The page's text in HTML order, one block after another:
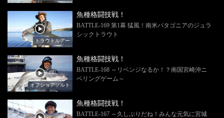
トラウトルアー
魚種格闘技戦！
BATTLE-169 第1幕 猛風！南米パタゴニアのジュラ
シックトラウト
オフショアソルト
魚種格闘技戦！
BATTLE-168 ～リベンジなるか！？南国宮崎沖ニ
ベリングゲーム～
魚種格闘技戦！
BATTLE-167 ～久しぶりだね！みんな元気に宮城